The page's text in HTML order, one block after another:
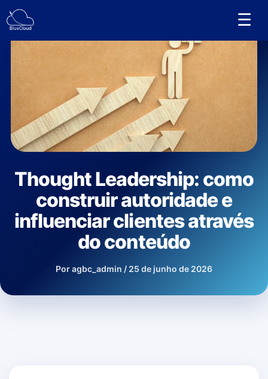
para
☰
Thought Leadership: como
construir autoridade e
influenciar clientes através
do conteúdo
Poragbc_admin / 25 de junho de 2026